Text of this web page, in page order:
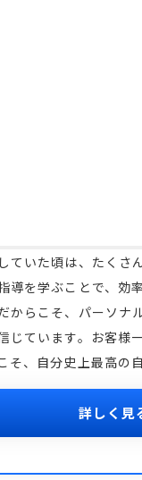
ていた頃は、たくさ
導を学ぶことで、
からこそ、パーソナ
じています。お客様
、自分史上最高の
詳しく見